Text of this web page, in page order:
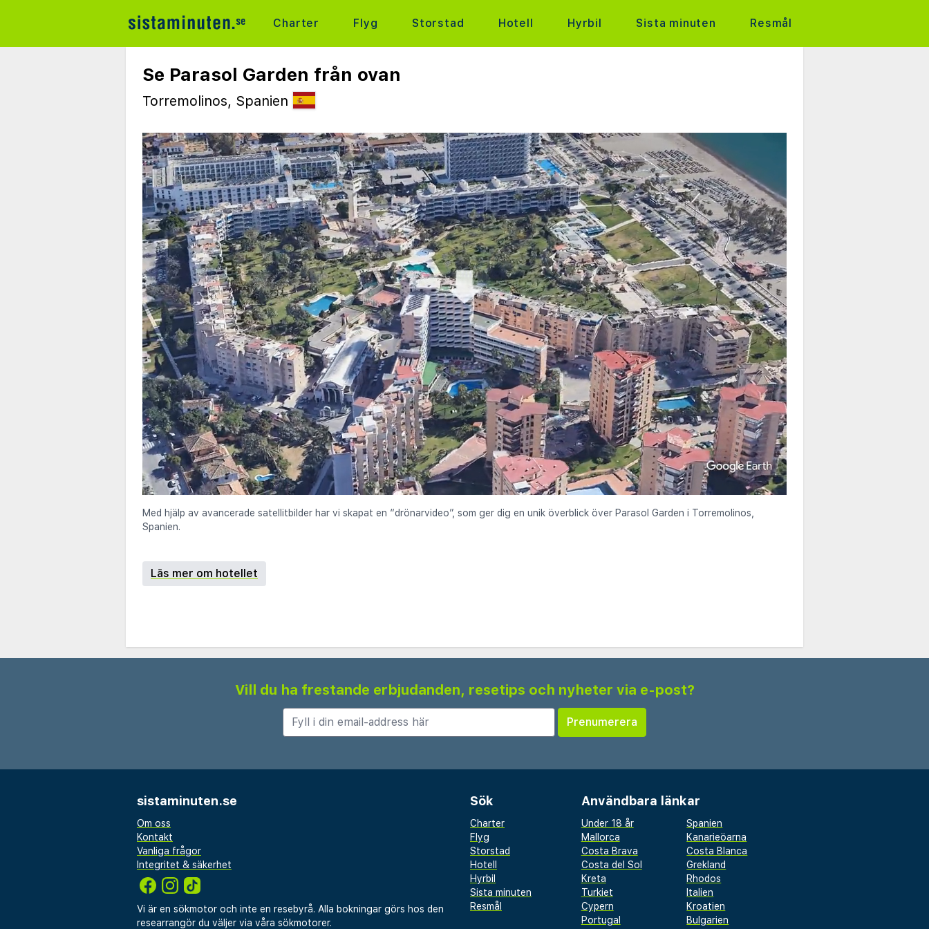
Charter Flyg Storstad Hotell Hyrbil Sista minuten Resmål
Se Parasol Garden från ovan
Torremolinos, Spanien
Med hjälp av avancerade satellitbilder har vi skapat en “drönarvideo”, som ger dig en unik överblick över Parasol Garden i Torremolinos,
Spanien.
Läs mer om hotellet
Vill du ha frestande erbjudanden, resetips och nyheter via e-post?
sistaminuten.se
Om oss
Kontakt
Vanliga frågor
Integritet & säkerhet
Vi är en sökmotor och inte en resebyrå. Alla bokningar görs hos den
researrangör du väljer via våra sökmotorer.
Sök
Charter
Flyg
Storstad
Hotell
Hyrbil
Sista minuten
Resmål
Användbara länkar
Under 18 år
Spanien
Mallorca
Kanarieöarna
Costa Brava
Costa Blanca
Costa del Sol
Grekland
Kreta
Rhodos
Turkiet
Italien
Cypern
Kroatien
Portugal
Bulgarien